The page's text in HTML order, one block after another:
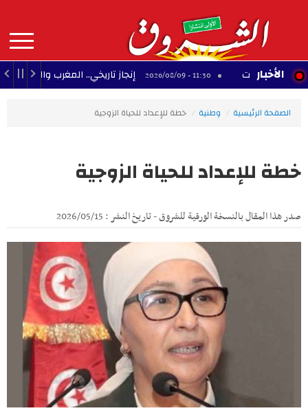
contenu
principal
MAIN
NAVIGATION الأخبار 11:30 - 2026/08/09 إنجاز تاريخي.. المغرب والجزائر يحققان 3 مكاسب كبرى في كأس إفريقيا للسيدات
الصفحة الرئيسية وطنية خطة للإعداد للحياة الزوجية
خطة للإعداد للحياة الزوجية
صدر هذا المقال بالنسخة الورقية للشروق - تاريخ النشر : 2026/05/15